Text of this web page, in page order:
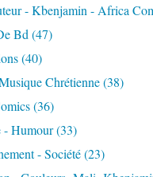
- Kbenjamin - Africa
Bd (47)
(40)
Chrétienne(38)
(36)
- Humour(33)
- Société(23)